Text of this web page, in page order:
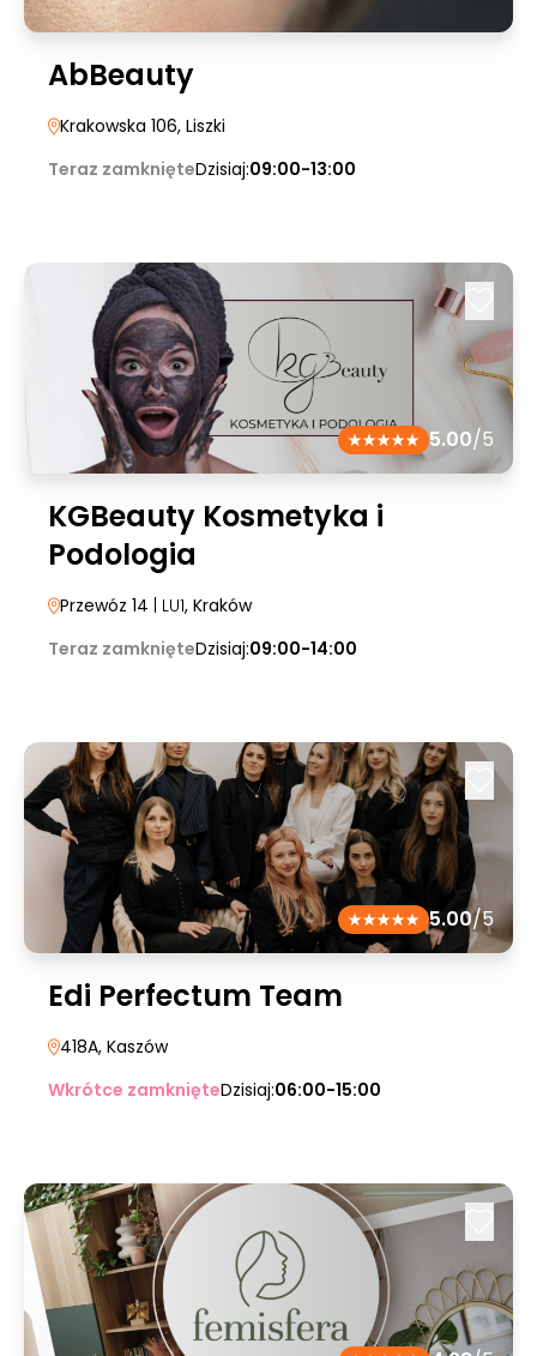
AbBeauty
Krakowska 106, Liszki
Teraz zamknięteDzisiaj:09:00-13:00
5.00/5
KGBeauty Kosmetyka i
Podologia
Przewóz 14 | LU1, Kraków
Teraz zamknięteDzisiaj:09:00-14:00
5.00/5
Edi Perfectum Team
418A, Kaszów
Wkrótce zamknięteDzisiaj:06:00-15:00